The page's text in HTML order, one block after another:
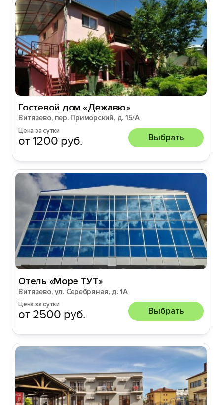
Гостевой дом «Дежавю»
Витязево, пер. Приморский, д. 15/А
Цена за сутки
от 1200 руб. Выбрать
Отель «Море ТУТ»
Витязево, ул. Серебряная, д. 1А
Цена за сутки
от 2500 руб. Выбрать